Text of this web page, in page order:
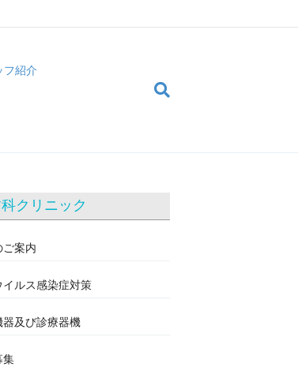
フ紹介
クリニック
ご案内
イルス感染症対策
及び診療器機
集